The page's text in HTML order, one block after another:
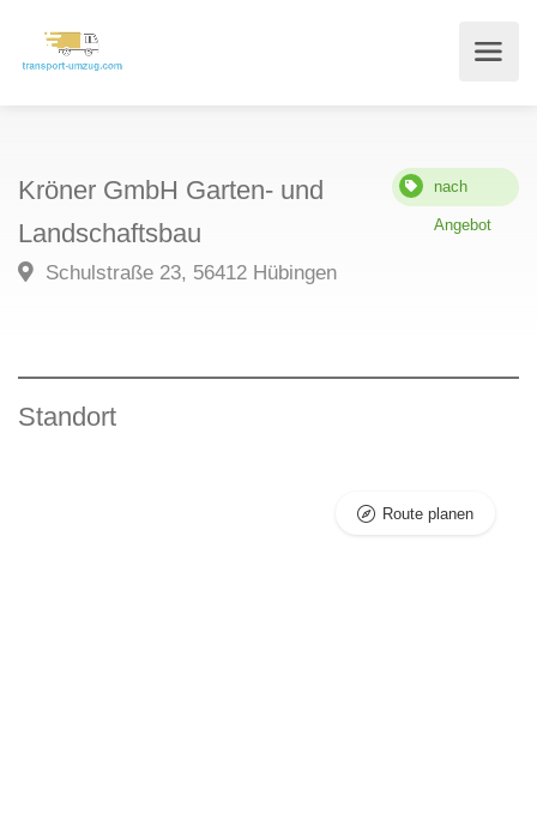
Kröner GmbH Garten- und
Landschaftsbau
nach
Angebot
Schulstraße 23, 56412 Hübingen
Standort
Route planen